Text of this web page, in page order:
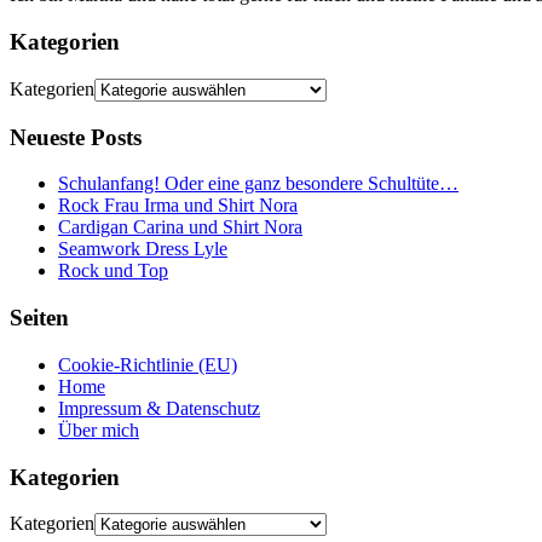
Kategorien
Kategorien
Neueste Posts
Schulanfang! Oder eine ganz besondere Schultüte…
Rock Frau Irma und Shirt Nora
Cardigan Carina und Shirt Nora
Seamwork Dress Lyle
Rock und Top
Seiten
Cookie-Richtlinie (EU)
Home
Impressum & Datenschutz
Über mich
Kategorien
Kategorien